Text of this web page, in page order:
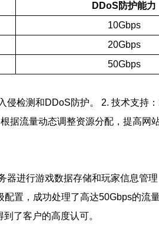
DDoS防护能力
10Gbps
20Gbps
50Gbps
检测和DDoS防护。 2. 技术支持
据流量动态调整资源分配，提高网
进行游戏数据存储和玩家信息管
置，成功处理了高达50Gbps的流
了客户的高度认可。